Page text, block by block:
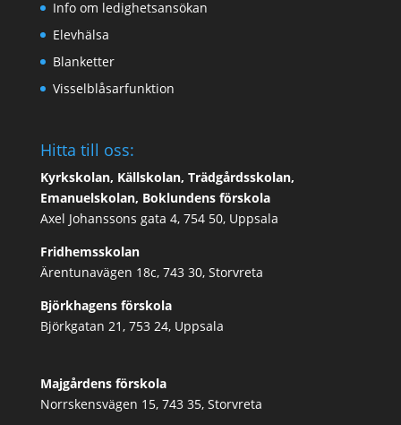
Info om ledighetsansökan
Elevhälsa
Blanketter
Visselblåsarfunktion
Hitta till oss:
Kyrkskolan, Källskolan, Trädgårdsskolan,
Emanuelskolan, Boklundens förskola
Axel Johanssons gata 4, 754 50, Uppsala
Fridhemsskolan
Ärentunavägen 18c, 743 30, Storvreta
Björkhagens förskola
Björkgatan 21, 753 24, Uppsala
Majgårdens förskola
Norrskensvägen 15, 743 35, Storvreta